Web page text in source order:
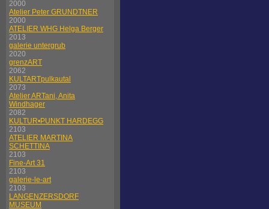
2000
Atelier Peter GRUNDTNER
2000
ATELIER WHG Helga Berger
2013
galerie untergrub
2020
grenzART
2062
KULTARTpulkautal
2073
Atelier ARTani, Anita
Windhager
2082
KULTUR•PUNKT HARDEGG
2103
ATELIER MARTINA
SCHETTINA
2103
Fine-Art 31
2103
galerie-le-art
2103
LANGENZERSDORF
MUSEUM